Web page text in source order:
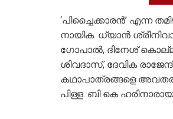
‘പിച്ചെെക്കാരൻ’ എന്ന
നായിക. ധ്യാൻ
ഗോപാൽ, ദിനേശ്
ശിവദാസ്, ദേവിക
കഥാപാത്രങ്ങളെ
പിള്ള. ബി കെ